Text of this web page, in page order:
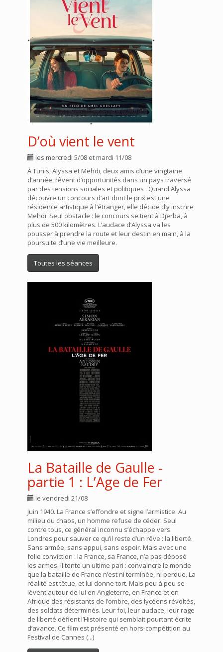
D’où vient le vent
les mercredi 5/08 et mardi 11/08
À Tunis, Alyssa et Mehdi, deux amis d’une vingtaine
d’année, rêvent d’opportunités dans un pays traversé
par des tensions sociales et politiques . Quand Alyssa
découvre un concours d’art dont le prix est une
résidence artistique à l’étranger, elle décide d’y inscrire
Mehdi. Seul obstacle : le concours se tient à Djerba, à
plus de 500 kilomètres. L’audace d’Alyssa va les
pousser à prendre la route et leur destin en main, à la
poursuite d’une vie meilleure.
Toutes les séances
La Bataille de Gaulle -
partie 1 : L’Age de Fer
le vendredi 21/08
Juin 1940. La France s’effondre et signe l’armistice. Au
milieu du chaos, un homme refuse de céder. Seul
contre tous, ce général inconnu s’échappe vers
Londres pour sauver ce qu’il reste d’un rêve : la liberté.
Sans armée, sans appui, sans espoir. Mais avec une
folle conviction : la France, sa France, n’a pas déposé
les armes. Il tente un ultime pari : convaincre le monde
que la bataille de France n’est ni terminée, ni perdue. La
réalité est têtue, et lui donne tort. Mais peu à peu se
lèvent autour de lui en Angleterre, en France et en
Afrique des résistants de l’ombre, des lycéens révoltés,
des soldats déterminés. Leur foi, leur audace, leur rage
de liberté défient l’Histoire qui semblait pourtant écrite
d’avance. Ce film est présenté en hors-compétition au
Festival de Cannes (...)